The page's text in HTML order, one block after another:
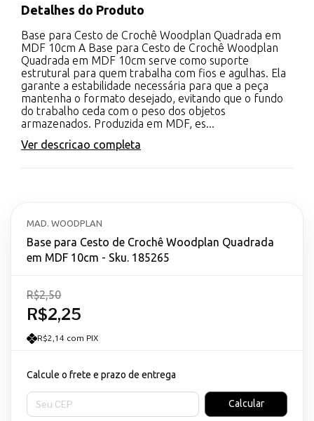
Detalhes do Produto
Base para Cesto de Crochê Woodplan Quadrada em
MDF 10cm A Base para Cesto de Crochê Woodplan
Quadrada em MDF 10cm serve como suporte
estrutural para quem trabalha com fios e agulhas. Ela
garante a estabilidade necessária para que a peça
mantenha o formato desejado, evitando que o fundo
do trabalho ceda com o peso dos objetos
armazenados. Produzida em MDF, es...
Ver descricao completa
MAD. WOODPLAN
Base para Cesto de Crochê Woodplan Quadrada
em MDF 10cm - Sku. 185265
R$2,25
R$2,50
R$2,14 com PIX
Calcule o frete e prazo de entrega
Entregas para o CEP:
Calcular